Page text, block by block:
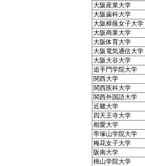
大阪産業大学
大阪歯科大学
大阪樟蔭女子大学
大阪商業大学
大阪体育大学
大阪電気通信大学
大阪大谷大学
追手門学院大学
関西大学
関西医科大学
関西外国語大学
近畿大学
四天王寺大学
相愛大学
帝塚山学院大学
梅花女子大学
阪南大学
桃山学院大学